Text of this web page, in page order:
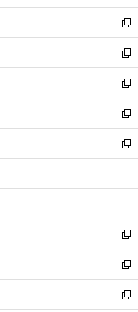
開
く
ウ
で
開
く
ン
ド
ウ
で
開
く
ウ
ィ
ン
ド
ウ
で
開
く
新
し
い
ウ
ィ
ン
ド
ウ
で
開
新
し
い
ウ
ィ
ン
ド
ウ
開
新
し
い
ウ
ィ
ン
ウ
開
く
新
し
い
ウ
ン
ウ
で
開
く
新
し
ウ
ン
ド
ウ
で
開
く
新
し
い
ウ
ィ
新
し
い
新